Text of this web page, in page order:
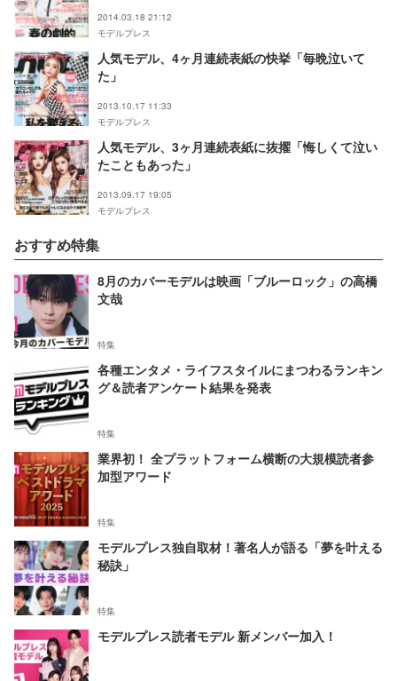
2014.03.18 21:12
モデルプレス
人気モデル、4ヶ月連続表紙の快挙「毎晩泣いて
た」
2013.10.17 11:33
モデルプレス
人気モデル、3ヶ月連続表紙に抜擢「悔しくて泣い
たこともあった」
2013.09.17 19:05
モデルプレス
おすすめ特集
8月のカバーモデルは映画「ブルーロック」の高橋
文哉
特集
各種エンタメ・ライフスタイルにまつわるランキン
グ＆読者アンケート結果を発表
特集
業界初！ 全プラットフォーム横断の大規模読者参
加型アワード
特集
モデルプレス独自取材！著名人が語る「夢を叶える
秘訣」
特集
モデルプレス読者モデル 新メンバー加入！